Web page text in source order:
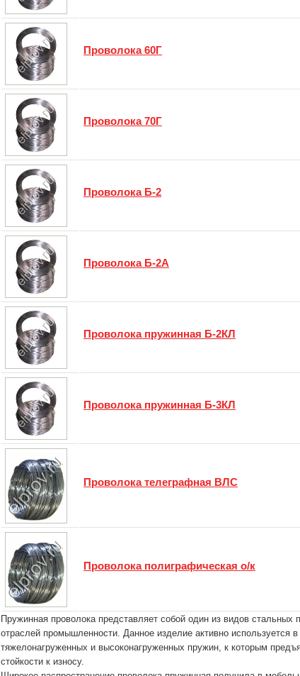
Проволока 60Г
Проволока 70Г
Проволока Б-2
Проволока Б-2А
Проволока пружинная Б-2КЛ
Проволока пружинная Б-3КЛ
Проволока телеграфная ВЛС
Проволока полиграфическая о/к
Пружинная проволока представляет собой один из видов
отраслей промышленности. Данное изделие активно используется в
тяжелонагруженных и высоконагруженных пружин, к которым
стойкости к износу.